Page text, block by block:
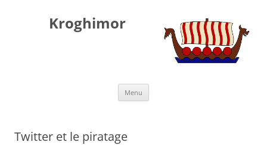
Kroghimor
Menu
Twitter et le piratage